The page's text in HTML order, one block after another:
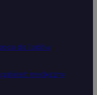
do lodów
medyczny